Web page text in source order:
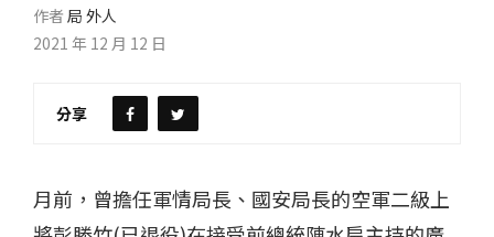
作者 局 外人
2021 年 12 月 12 日
分享
月前，曾擔任軍情局長、國安局長的空軍二級上